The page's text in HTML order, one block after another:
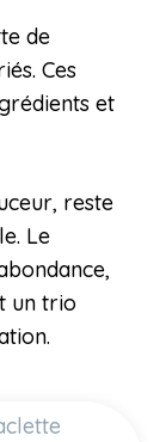
de
Ces
et
reste
Le
un trio